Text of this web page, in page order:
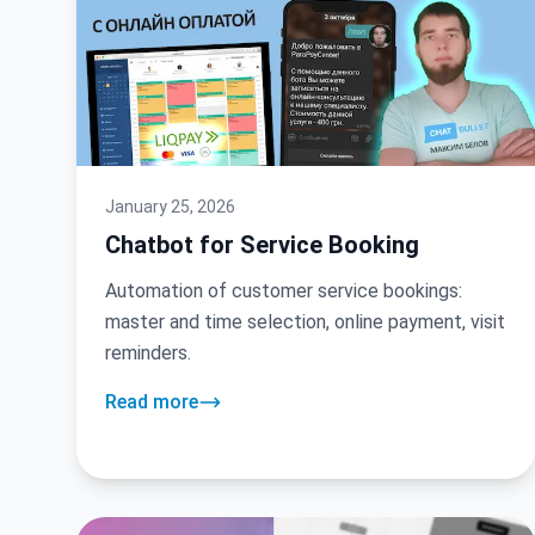
January 25, 2026
Chatbot for Service Booking
Automation of customer service bookings:
master and time selection, online payment, visit
reminders.
Read more